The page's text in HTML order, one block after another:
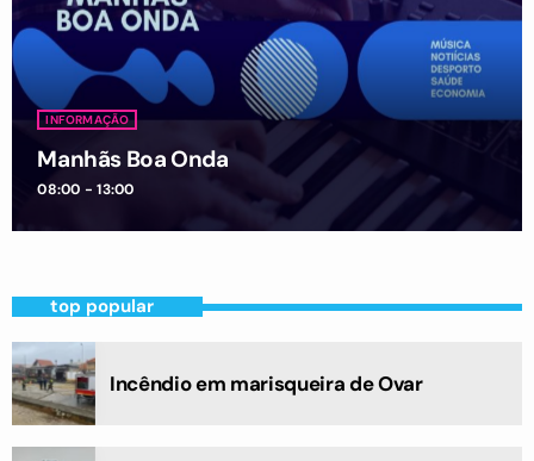
INFORMAÇÃO
Manhãs Boa Onda
08:00 - 13:00
top popular
Incêndio em marisqueira de Ovar